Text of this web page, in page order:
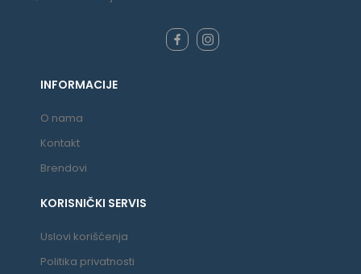
INFORMACIJE
O nama
Kontakt
Brendovi
KORISNIČKI SERVIS
Uslovi korišćenja
Politika privatnosti